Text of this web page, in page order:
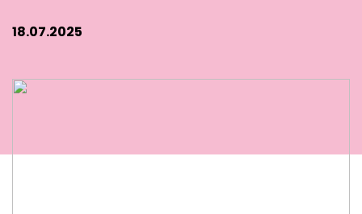
18.07.2025